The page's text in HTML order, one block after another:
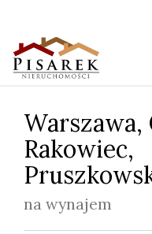
Warszawa,
Rakowiec,
na wynajem